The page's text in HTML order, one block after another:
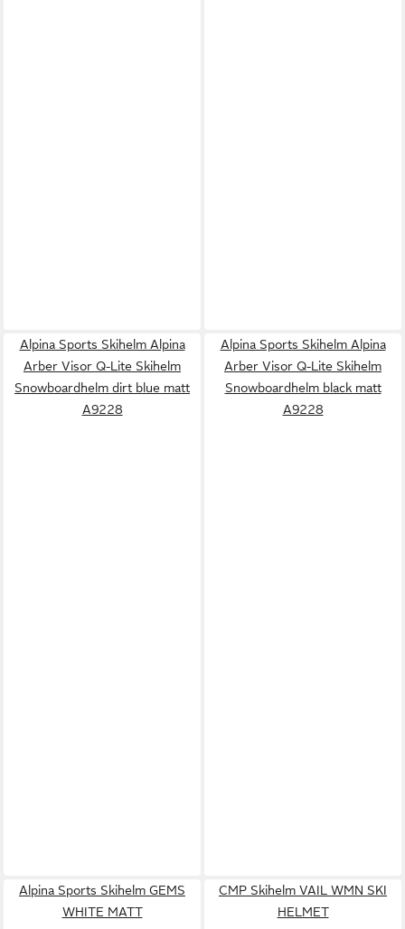
Alpina Sports Skihelm Alpina
Arber Visor Q-Lite Skihelm
Snowboardhelm dirt blue matt
A9228
Alpina Sports Skihelm Alpina
Arber Visor Q-Lite Skihelm
Snowboardhelm black matt
A9228
Alpina Sports Skihelm GEMS
WHITE MATT
CMP Skihelm VAIL WMN SKI
HELMET